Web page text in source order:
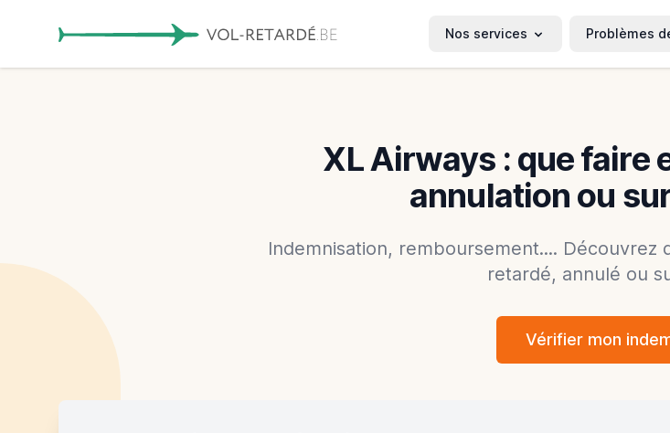
Nos services Problèmes
XL Airways : que faire
annulation ou
Indemnisation, remboursement.... Découvrez
retardé, annulé ou
Vérifier mon